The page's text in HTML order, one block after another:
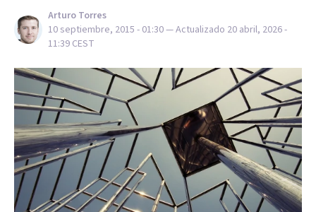
Arturo Torres
10 septiembre, 2015 - 01:30— Actualizado 20 abril, 2026 -
11:39 CEST